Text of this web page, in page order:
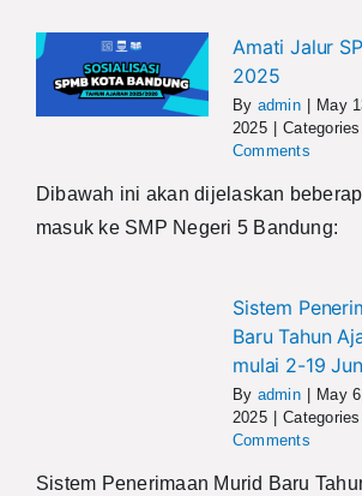
Amati Jalur
2025
By admin
May
2025
Comments
Dibawah ini akan dijelaskan
masuk ke SMP Negeri 5 Bandung:
Sistem
Baru Tahun
mulai 2-19
By admin
May
2025
Comments
Sistem Penerimaan Murid Baru